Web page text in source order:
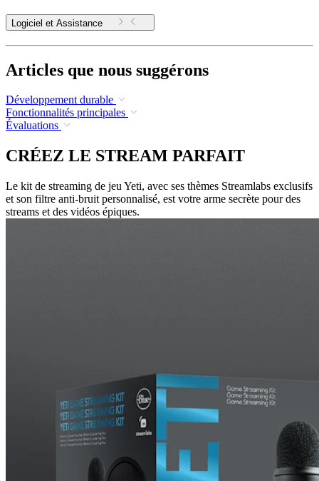
Logiciel et Assistance
Articles que nous suggérons
Développement durable
Fonctionnalités principales
Évaluations
CRÉEZ LE STREAM PARFAIT
Le kit de streaming de jeu Yeti, avec ses thèmes Streamlabs exclusifs
et son filtre anti-bruit personnalisé, est votre arme secrète pour des
streams et des vidéos épiques.